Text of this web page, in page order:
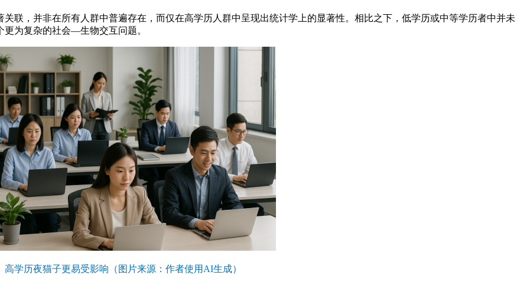
，并非在所有人群中普遍存在，而仅在高学历人群中呈现出统计学上的显著性。相比之下，低学历或中等学历者中并未
为复杂的社会—生物交互问题。
高学历夜猫子更易受影响（图片来源：作者使用AI生成）